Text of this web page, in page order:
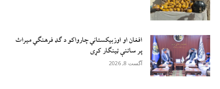
افغان او اوزبیکستاني چارواکو د ګډ فرهنګي میراث
پر ساتنې ټینګار کړی
آگست 8, 2026